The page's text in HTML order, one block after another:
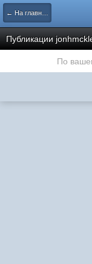
← На главную
Публикации
По